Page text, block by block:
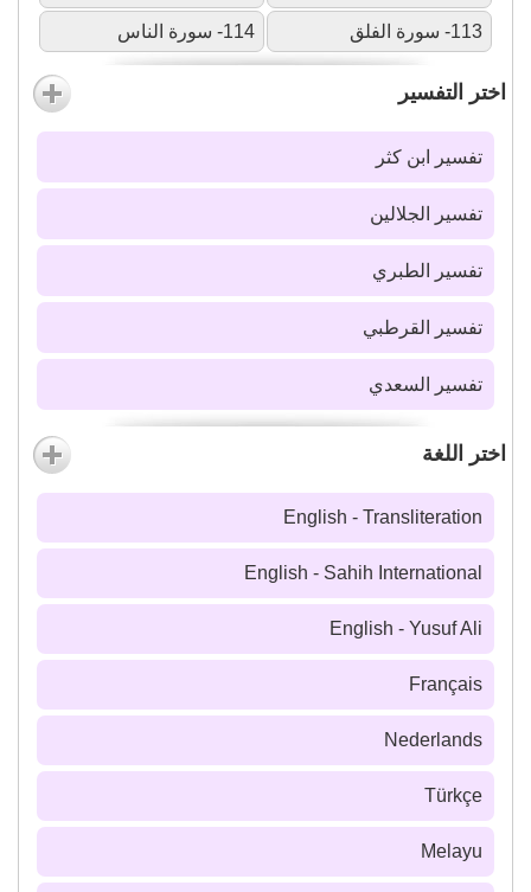
113- سورة الفلق 114- سورة الناس
اختر التفسير
تفسير ابن كثر
تفسير الجلالين
تفسير الطبري
تفسير القرطبي
تفسير السعدي
اختر اللغة
English - Transliteration
English - Sahih International
English - Yusuf Ali
Français
Nederlands
Türkçe
Melayu